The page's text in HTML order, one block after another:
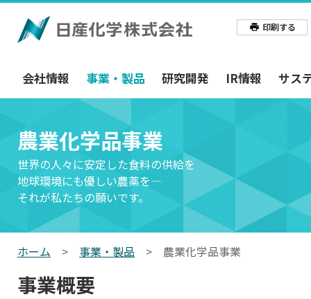
印刷する
会社情報 事業・製品 研究開発 IR情報 サス
農業化学品事業
世界の人々に安定した食料の供給を
地球環境にも優しい農薬を―
それが私たちの願いです。
ホーム > 事業・製品 > 農業化学品事業
事業概要